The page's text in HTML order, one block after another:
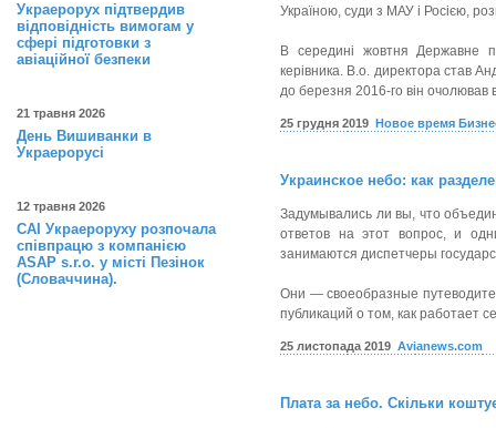
Украерорух підтвердив
відповідність вимогам у
сфері підготовки з
авіаційної безпеки
21 травня 2026
День Вишиванки в
Украерорусі
12 травня 2026
САІ Украероруху розпочала
співпрацю з компанією
ASAP s.r.o. у місті Пезінок
(Словаччина).
Україною, суди з МАУ і Росією,
В середині жовтня Державне
керівника. В.о. директора став
до березня 2016-го він очолював
25 грудня 2019 Новое время
Украинское небо: как
Задумывались ли вы, что
ответов на этот вопрос, и
занимаются диспетчеры
Они — своеобразные
публикаций о том, как работает
25 листопада 2019 Avianews.com
Плата за небо. Скільки